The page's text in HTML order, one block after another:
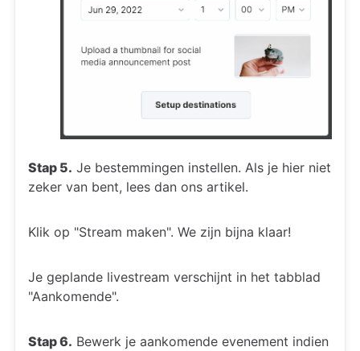
Stap 5. Je bestemmingen instellen. Als je hier niet
zeker van bent, lees dan ons artikel.
Klik op "Stream maken". We zijn bijna klaar!
Je geplande livestream verschijnt in het tabblad
"Aankomende".
Stap 6. Bewerk je aankomende evenement indien